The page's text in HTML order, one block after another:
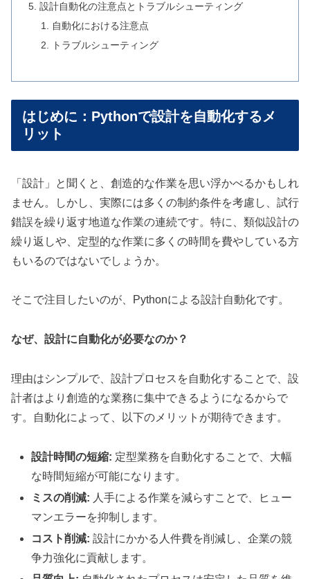
設計自動化の注意点とトラブルシューティング
自動化における注意点
トラブルシューティング
はじめに：Pythonで設計を自動化するメ
リット
「設計」と聞くと、創造的な作業を思い浮かべるかもしれ
ません。しかし、実際には多くの制約条件を考慮し、試行
錯誤を繰り返す地道な作業の連続です。特に、類似設計の
繰り返しや、定型的な作業に多くの時間を費やしている方
もいるのではないでしょうか。
そこで注目したいのが、Pythonによる設計自動化です。
なぜ、設計に自動化が必要なのか？
理由はシンプルで、設計プロセスを自動化することで、設
計者はより創造的な業務に集中できるようになるからで
す。自動化によって、以下のメリットが期待できます。
設計時間の短縮: 定型業務を自動化することで、大幅
な時間短縮が可能になります。
ミスの削減: 人手による作業を減らすことで、ヒュー
マンエラーを抑制します。
コスト削減: 設計にかかる人件費を削減し、企業の競
争力強化に貢献します。